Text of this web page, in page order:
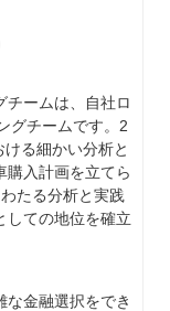
チームは、自社ロ
グチームです。2
る細かい分析と
購入計画を立てら
たる分析と実践
しての地位を確立
金融選択をでき